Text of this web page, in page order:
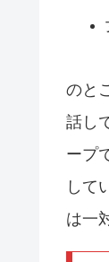
のと
話し
ープ
して
は一